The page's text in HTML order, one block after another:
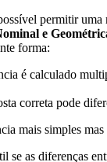
permitir
e
forma:
é calculado
correta pode
mais simples
se as diferenças